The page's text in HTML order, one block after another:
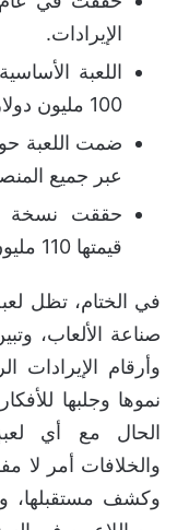
الإيرادات.
اللعبة
100 مليون دولار.
عبر جميع
حققت نسخة
قيمتها 110 مليون دولار.
صناعة الألعاب،
وأرقام الإيرادات
نموها وجلبها
الحال مع أي
والخلافات أمر لا
وكشف مستقبلها،